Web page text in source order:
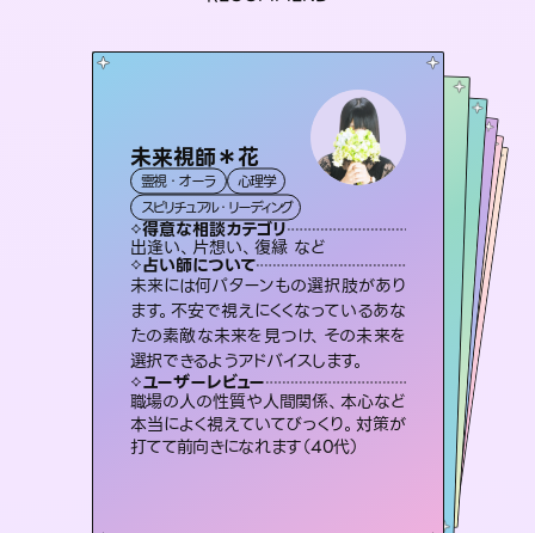
未来視師＊花
霊視・オーラ
心理学
スピリチュアル・リーディング
得意な相談カテゴリ
出逢い、片想い、復縁 など
占い師について
未来には何パターンもの選択肢があり
ます。不安で視えにくくなっているあな
たの素敵な未来を見つけ、その未来を
選択できるようアドバイスします。
ユーザーレビュー
職場の人の性質や人間関係、本心など
本当によく視えていてびっくり。対策が
打てて前向きになれます（40代）
セラピスト理恵
霊視・オーラ タロット
スピリチュアル・リーディング
得意な相談カテゴリ
片想い、二人の未来、年の差 など
占い師について
連絡再開、復縁、成就などの報告実績
多数。セラピストとして2万超の施術経
験があるからこそできる鑑定で、より良
い未来をサポートします。
ユーザーレビュー
とても心温まる鑑定でした。しかもこち
らは何も言っていないのに視えていらっ
しゃるんだなと驚きです（30代女性）
彗望（すいぼう
霊視・オーラ
スピリチュアル・リーディング
得意な相談カテゴリ
片想い、あの人の気持ち、復縁 など
占い師について
3,700年以上の歴史を持つ東洋最古の
占術「易占」で詳細まで占い、幸せへ向
かう道筋を示します。厳しい結果にも具
体的な対策をお伝えします。
ユーザーレビュー
複雑な背景もしっかり聞いて鑑定して
いただけました。気持ちが楽になりまし
た（50代 女性）
アイリス -iris-
西洋占星術
ルーン
得意な相談カテゴリ
恋愛総合、片想い、二人の未来 など
占い師について
復縁、恋愛、不倫の行方、同性愛や片思い、仕事関係や借金問題まで知りたいことや心の負担になっていることを紐解き、背中をそっと押して導きます。
ユーザーレビュー
安心感のあり、言い切ってくれる所や濁
さない鑑定のおかげで、毎回自分の気
持ちを整えられます（30代 男性）
桃源珠羽
霊視・オーラ
スピリチュアル・リーディング
得意な相談カテゴリ
片想い、あの人の気持ち、復縁 など
占い師について
恋愛のお悩みの中でも特に「曖昧な関
係」の相談を得意としており、友達以上
恋人未満なお相手との今後や本音を丁
寧に読み解き恋愛成就へと導きます。
ユーザーレビュー
鑑定していただいてアドバイス通りに行
動すると仲が復活してきました。ありが
とうございました（40代 女性）
おう 霊感オラクル
霊視・オーラ
オラクルカード
得意な相談カテゴリ
恋愛総合、あの人の気持ち など
占い師について
霊視×オラクルカードを使って「今」と
「未来」そして「気になるあの人の気持
ち」まで丁寧に読み解き、恋や人生のヒ
ントを優しく引き出します。
ユーザーレビュー
不安な気持ちが嘘みたいに晴れまし
た…！よく視えていらっしゃるんだなと
感じました（40代 女性）